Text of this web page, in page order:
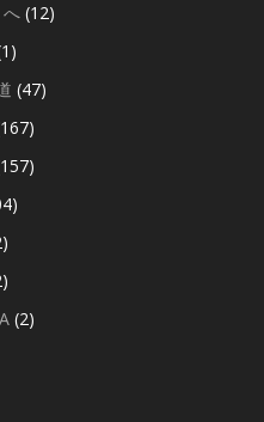
(12)
(47)
(2)